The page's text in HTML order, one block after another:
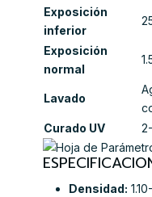
Exposición
inferior
Exposición
normal
Lavado
Curado UV
Densidad: